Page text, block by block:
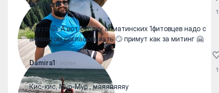
Виталий1 ақпан
Круто 🤭. А вот сходку алматинских 1фитовцев надо с
акиматом согласовывать 🙄 примут как за митинг 🤗
1
Damira11 ақпан
Кис-кис, Мур-Мур , мяяяяяяяу
1